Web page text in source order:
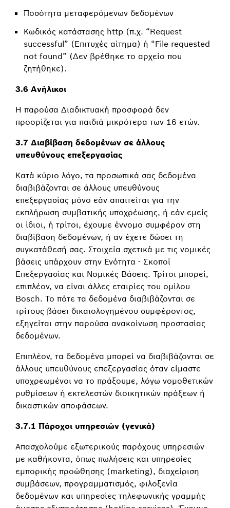
Ποσότητα μεταφερόμενων δεδομένων
Κωδικός κατάστασης http (π.χ. “Request
successful” (Επιτυχές αίτημα) ή “File requested
not found” (Δεν βρέθηκε το αρχείο που
ζητήθηκε).
3.6 Ανήλικοι
Η παρούσα Διαδικτυακή προσφορά δεν
προορίζεται για παιδιά μικρότερα των 16 ετών.
3.7 Διαβίβαση δεδομένων σε άλλους
υπευθύνους επεξεργασίας
Κατά κύριο λόγο, τα προσωπικά σας δεδομένα
διαβιβάζονται σε άλλους υπευθύνους
επεξεργασίας μόνο εάν απαιτείται για την
εκπλήρωση συμβατικής υποχρέωσης, ή εάν εμείς
οι ίδιοι, ή τρίτοι, έχουμε έννομο συμφέρον στη
διαβίβαση δεδομένων, ή αν έχετε δώσει τη
συγκατάθεσή σας. Στοιχεία σχετικά με τις νομικές
βάσεις υπάρχουν στην Ενότητα - Σκοποί
Επεξεργασίας και Νομικές Βάσεις. Τρίτοι μπορεί,
επιπλέον, να είναι άλλες εταιρίες του ομίλου
Bosch. Το πότε τα δεδομένα διαβιβάζονται σε
τρίτους βάσει δικαιολογημένου συμφέροντος,
εξηγείται στην παρούσα ανακοίνωση προστασίας
δεδομένων.
Επιπλέον, τα δεδομένα μπορεί να διαβιβάζονται σε
άλλους υπευθύνους επεξεργασίας όταν είμαστε
υποχρεωμένοι να το πράξουμε, λόγω νομοθετικών
ρυθμίσεων ή εκτελεστών διοικητικών πράξεων ή
δικαστικών αποφάσεων.
3.7.1 Πάροχοι υπηρεσιών (γενικά)
Απασχολούμε εξωτερικούς παρόχους υπηρεσιών
με καθήκοντα, όπως πωλήσεις και υπηρεσίες
εμπορικής προώθησης (marketing), διαχείριση
συμβάσεων, προγραμματισμός, φιλοξενία
δεδομένων και υπηρεσίες τηλεφωνικής γραμμής